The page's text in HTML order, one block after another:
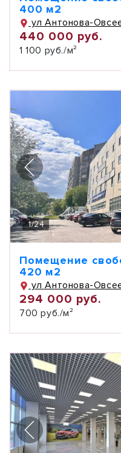
400 м2
ул Антонова-
440 000 руб.
1 100 руб./м²
1/24
Помещение
420 м2
ул Антонова-
294 000 руб.
700 руб./м²